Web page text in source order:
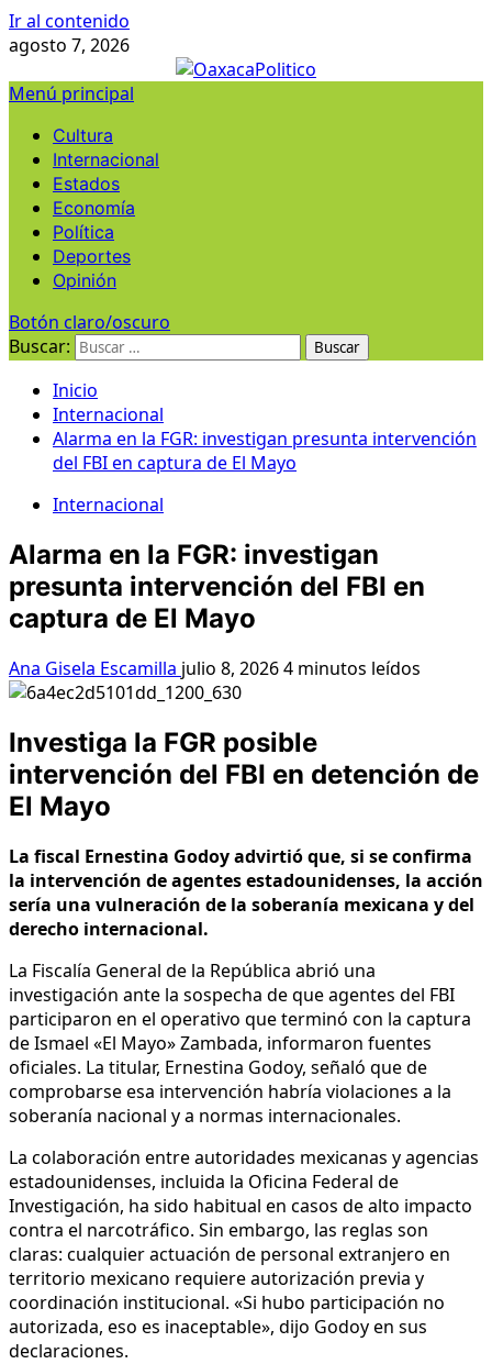
Ir al contenido
agosto 7, 2026
Menú principal
Cultura
Internacional
Estados
Economía
Política
Deportes
Opinión
Botón claro/oscuro
Buscar:
Inicio
Internacional
Alarma en la FGR: investigan presunta intervención
del FBI en captura de El Mayo
Internacional
Alarma en la FGR: investigan
presunta intervención del FBI en
captura de El Mayo
Ana Gisela Escamilla julio 8, 20264 minutos leídos
Investiga la FGR posible
intervención del FBI en detención de
El Mayo
La fiscal Ernestina Godoy advirtió que, si se confirma
la intervención de agentes estadounidenses, la acción
sería una vulneración de la soberanía mexicana y del
derecho internacional.
La Fiscalía General de la República abrió una
investigación ante la sospecha de que agentes del FBI
participaron en el operativo que terminó con la captura
de Ismael «El Mayo» Zambada, informaron fuentes
oficiales. La titular, Ernestina Godoy, señaló que de
comprobarse esa intervención habría violaciones a la
soberanía nacional y a normas internacionales.
La colaboración entre autoridades mexicanas y agencias
estadounidenses, incluida la Oficina Federal de
Investigación, ha sido habitual en casos de alto impacto
contra el narcotráfico. Sin embargo, las reglas son
claras: cualquier actuación de personal extranjero en
territorio mexicano requiere autorización previa y
coordinación institucional. «Si hubo participación no
autorizada, eso es inaceptable», dijo Godoy en sus
declaraciones.